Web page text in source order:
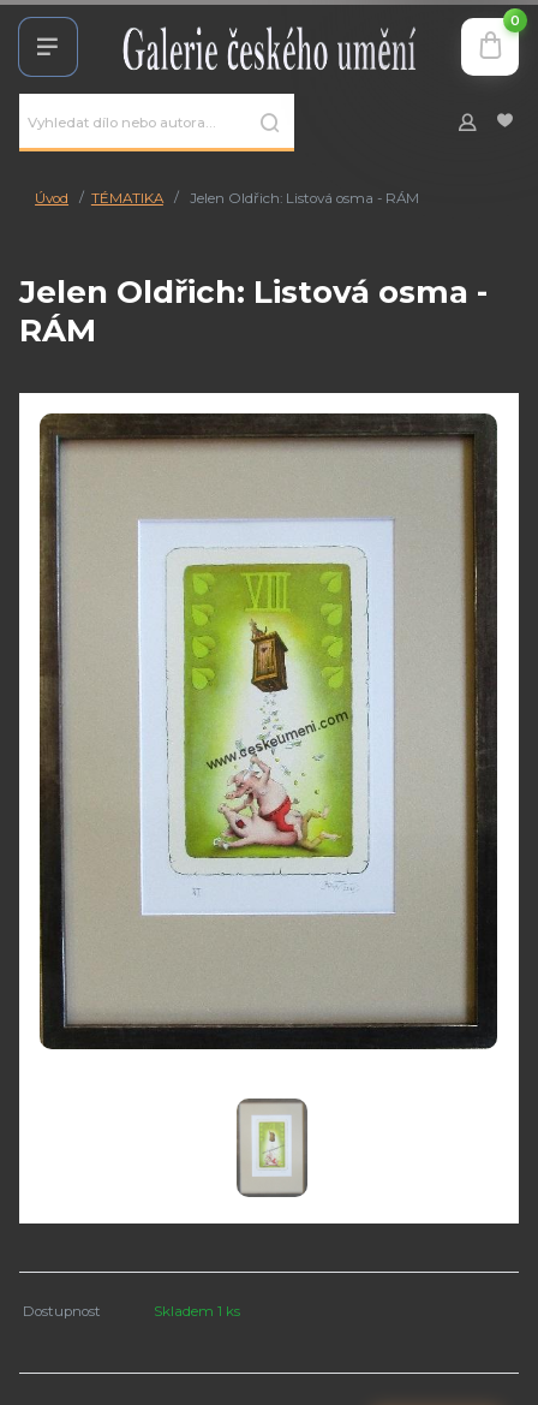
0
Úvod TÉMATIKA Jelen Oldřich: Listová osma - RÁM
Jelen Oldřich: Listová osma -
RÁM
Dostupnost Skladem 1 ks